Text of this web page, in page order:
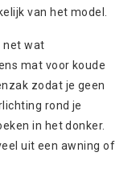
van het model.
net wat
mat voor koude
zodat je geen
rond je
in het donker.
uit een awning of